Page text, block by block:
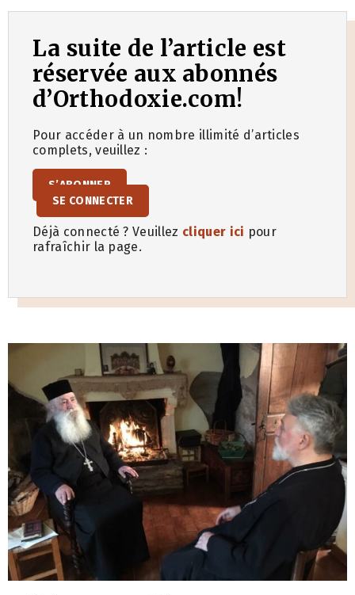
La suite de l’article est
réservée aux abonnés
d’Orthodoxie.com!
Pour accéder à un nombre illimité d’articles
complets, veuillez :
S’ABONNER
SE CONNECTER
Déjà connecté ? Veuillez cliquer ici pour
rafraîchir la page.